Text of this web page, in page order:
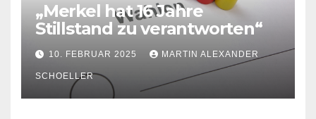
„Merkel hat 16 Jahre
Stillstand zu verantworten“
10. FEBRUAR 2025 MARTIN ALEXANDER
SCHOELLER